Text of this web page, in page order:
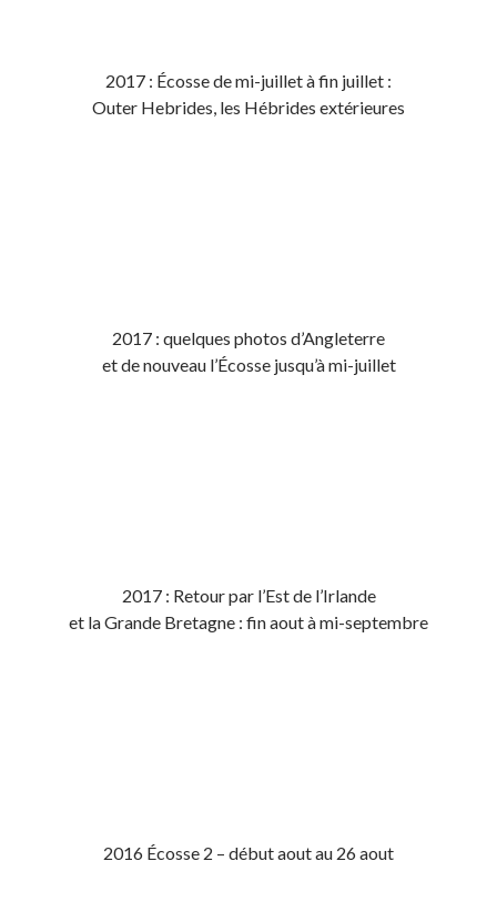
2017 : Écosse de mi-juillet à fin juillet :
Outer Hebrides, les Hébrides extérieures
2017 : quelques photos d’Angleterre
et de nouveau l’Écosse jusqu’à mi-juillet
2017 : Retour par l’Est de l’Irlande
et la Grande Bretagne : fin aout à mi-septembre
2016 Écosse 2 – début aout au 26 aout